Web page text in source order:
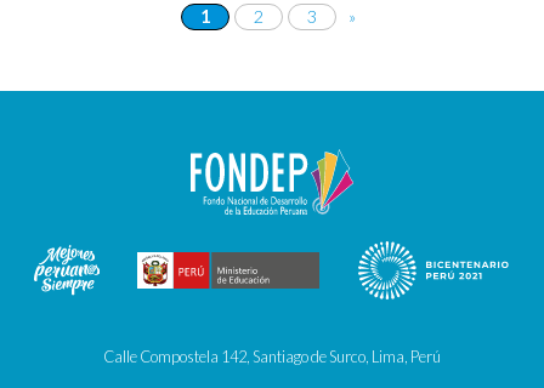
1 2 3 »
Calle Compostela 142, Santiago de Surco, Lima, Perú